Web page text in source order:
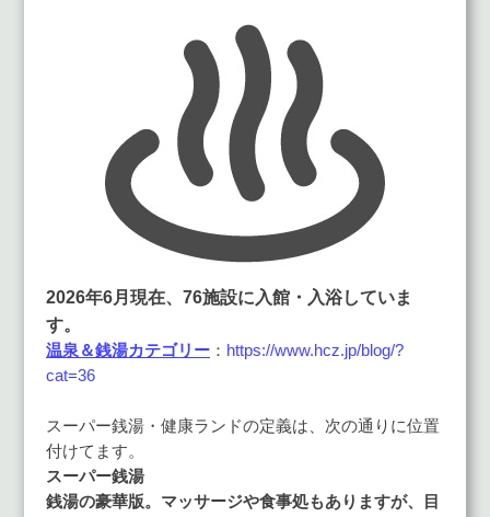
2026年6月現在、76施設に入館・入浴していま
す。
温泉＆銭湯カテゴリー ： https://www.hcz.jp/blog/?
cat=36
スーパー銭湯・健康ランドの定義は、次の通りに位置
付けてます。
スーパー銭湯
銭湯の豪華版。マッサージや食事処もありますが、目